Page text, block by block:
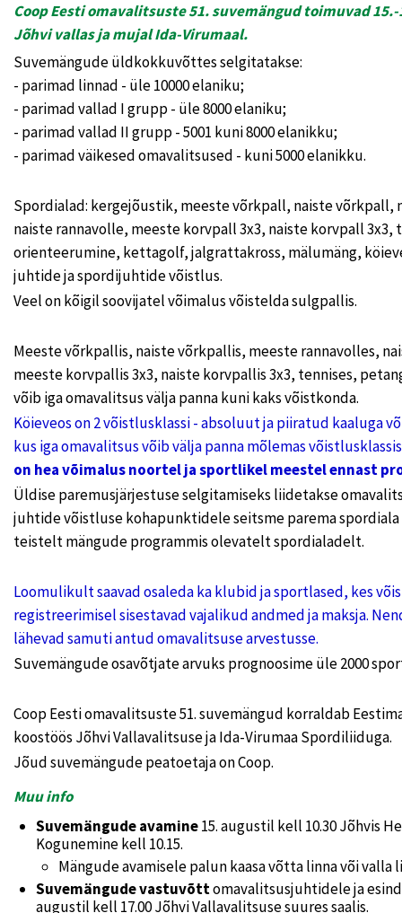
CoopEesti omavalitsuste 51. suvemängud toimuvad
Jõhvi vallas ja mujal Ida-Virumaal.
Suvemängude üldkokkuvõttes selgitatakse:
- parimad linnad - üle 10000 elaniku;
- parimad vallad I grupp - üle 8000 elaniku;
- parimad vallad II grupp - 5001 kuni 8000 elanikku;
- parimad väikesed omavalitsused - kuni 5000 elanikku.
Spordialad: kergejõustik, meeste võrkpall, naiste võrkpall,
naiste rannavolle, meeste korvpall 3x3, naiste korvpall 3x3,
orienteerumine, kettagolf, jalgrattakross, mälumäng,
juhtide ja spordijuhtide võistlus.
Veel on kõigil soovijatel võimalus võistelda sulgpallis.
Meeste võrkpallis, naiste võrkpallis, meeste rannavolles,
meeste korvpallis 3x3, naiste korvpallis 3x3, tennises,
võib iga omavalitsus välja panna kuni kaks võistkonda.
Köieveos on 2 võistlusklassi - absoluut ja piiratud kaaluga
kus iga omavalitsus võib välja panna mõlemas
on hea võimalus noortel ja sportlikel meestel ennast
Üldise paremusjärjestuse selgitamiseks liidetakse
juhtide võistluse kohapunktidele seitsme parema
teistelt mängude programmis olevatelt spordialadelt.
Loomulikult saavad osaleda ka klubid ja sportlased, kes
registreerimisel sisestavad vajalikud andmed ja maksja.
lähevad samuti antud omavalitsuse arvestusse.
Suvemängude osavõtjate arvuks prognoosime üle 2000
Coop Eesti omavalitsuste 51. suvemängud korraldab
koostöös Jõhvi Vallavalitsuse ja Ida-Virumaa Spordiliiduga.
Jõud suvemängude peatoetaja on Coop.
Muu info
Suvemängude avamine15. augustil kell 10.30 Jõhvis
Kogunemine kell 10.15.
Mängude avamisele palun kaasa võtta linna või valla
Suvemängude vastuvõttomavalitsusjuhtidele ja
augustil kell 17.00 Jõhvi Vallavalitsuse suures saalis.